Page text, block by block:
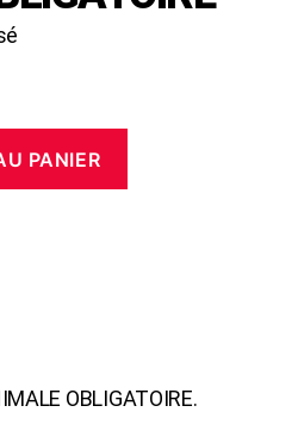
PANIER
OBLIGATOIRE.